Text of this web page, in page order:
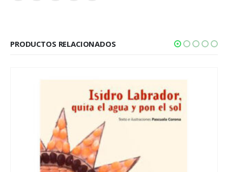
PRODUCTOS RELACIONADOS